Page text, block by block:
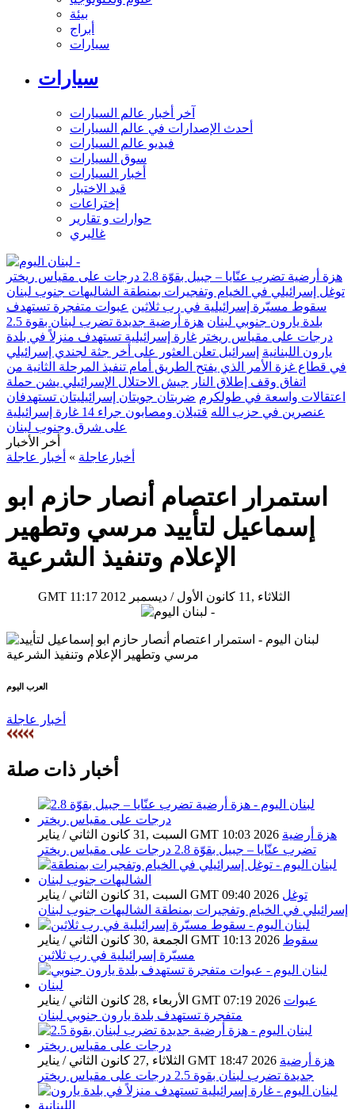
بيئة
أبراج
سيارات
سيارات
آخر أخبار عالم السيارات
أحدث الإصدارات في عالم السيارات
فيديو عالم السيارات
سوق السيارات
أخبار السيارات
قيد الاختبار
إختراعات
حوارات و تقارير
غاليري
هزة أرضية تضرب عنّايا – جبيل بقوّة 2.8 درجات على مقياس ريختر
توغل إسرائيلي في الخيام وتفجيرات بمنطقة الشاليهات جنوب لبنان
سقوط مسيّرة إسرائيلية في رب ثلاثين عبوات متفجرة تستهدف
بلدة يارون جنوبي لبنان
هزة أرضية جديدة تضرب لبنان بقوة 2.5
درجات على مقياس ريختر غارة إسرائيلية تستهدف منزلاً في بلدة
يارون اللبنانية إسرائيل تعلن العثور على أخر جثة لجندي إسرائيلي
في قطاع غزة الأمر الذي يفتح الطريق أمام تنفيذ المرحلة الثانية من
اتفاق وقف إطلاق النار جيش الاحتلال الإسرائيلي يشن حملة
اعتقالات واسعة في طولكرم ضربتان جويتان إسرائيليتان تستهدفان
عنصرين في حزب الله
قتيلان ومصابون جراء 14 غارة إسرائيلية
على شرق وجنوب لبنان
أخر الأخبار
أخبارعاجلة » أخبار عاجلة
استمرار اعتصام أنصار حازم ابو
إسماعيل لتأييد مرسي وتطهير
الإعلام وتنفيذ الشرعية
GMT 11:17 2012 الثلاثاء ,11 كانون الأول / ديسمبر
العرب اليوم
أخبار عاجلة
أخبار ذات صلة
السبت ,31 كانون الثاني / يناير GMT 10:03 2026 هزة أرضية
تضرب عنّايا – جبيل بقوّة 2.8 درجات على مقياس ريختر
السبت ,31 كانون الثاني / يناير GMT 09:40 2026 توغل
إسرائيلي في الخيام وتفجيرات بمنطقة الشاليهات جنوب لبنان
الجمعة ,30 كانون الثاني / يناير GMT 10:13 2026 سقوط
مسيّرة إسرائيلية في رب ثلاثين
الأربعاء ,28 كانون الثاني / يناير GMT 07:19 2026 عبوات
متفجرة تستهدف بلدة يارون جنوبي لبنان
الثلاثاء ,27 كانون الثاني / يناير GMT 18:47 2026 هزة أرضية
جديدة تضرب لبنان بقوة 2.5 درجات على مقياس ريختر